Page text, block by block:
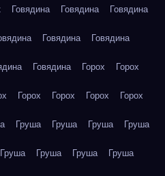
Говядина Говядина Говядина
Говядина Говядина
Говядина Горох Горох
Горох Горох Горох Горох
Груша Груша Груша Груша
Груша Груша Груша Груша